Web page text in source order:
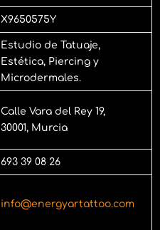
X9650575Y
Estudio de Tatuaje,
Estética, Piercing y
Microdermales.
Calle Vara del Rey 19,
30001, Murcia
693 39 08 26
info@energyartattoo.com